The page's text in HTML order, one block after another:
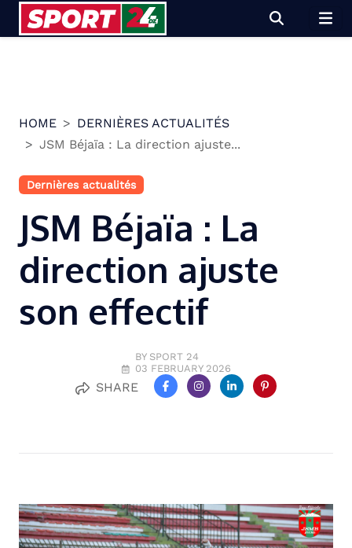
HOME
DERNIÈRES ACTUALITÉS
JSM Béjaïa : La direction ajuste...
Dernières actualités
JSM Béjaïa : La
direction ajuste
son effectif
BY SPORT 24
03 FEBRUARY 2026
SHARE